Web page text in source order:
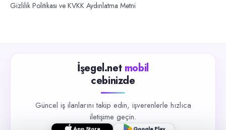
Gizlilik Politikası ve KVKK Aydınlatma Metni
İşegel.net mobil
cebinizde
Güncel iş ilanlarını takip edin, işverenlerle hızlıca
iletişime geçin.
App Store Google Play